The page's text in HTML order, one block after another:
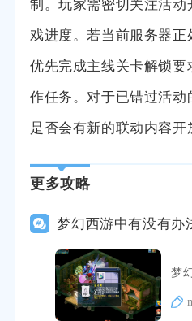
制。玩家需密切关注活
戏进度。若当前服务器正
优先完成主线关卡解锁
作任务。对于已错过活
是否会有新的联动内容开
更多攻略
梦幻西游中有没有办
梦